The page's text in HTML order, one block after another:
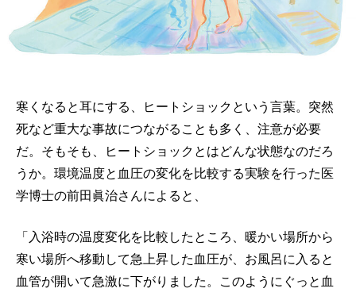
寒くなると耳にする、ヒートショックという言葉。突然
死など重大な事故につながることも多く、注意が必要
だ。そもそも、ヒートショックとはどんな状態なのだろ
うか。環境温度と血圧の変化を比較する実験を行った医
学博士の前田眞治さんによると、
「入浴時の温度変化を比較したところ、暖かい場所から
寒い場所へ移動して急上昇した血圧が、お風呂に入ると
血管が開いて急激に下がりました。このようにぐっと血